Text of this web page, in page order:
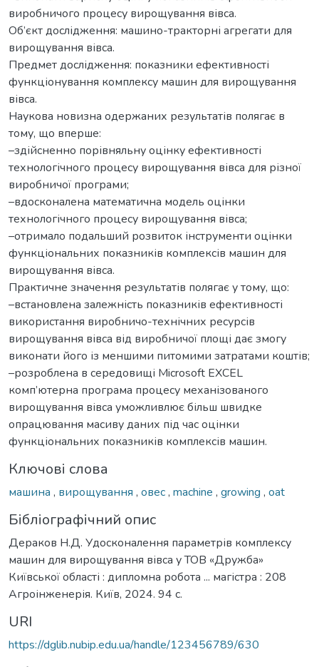
виробничого процесу вирощування вівса.
Об’єкт дослідження: машино-тракторні агрегати для
вирощування вівса.
Предмет дослідження: показники ефективності
функціонування комплексу машин для вирощування
вівса.
Наукова новизна одержаних результатів полягає в
тому, що вперше:
–здійсненно порівняльну оцінку ефективності
технологічного процесу вирощування вівса для різної
виробничої програми;
–вдосконалена математична модель оцінки
технологічного процесу вирощування вівса;
–отримало подальший розвиток інструменти оцінки
функціональних показників комплексів машин для
вирощування вівса.
Практичне значення результатів полягає у тому, що:
–встановлена залежність показників ефективності
використання виробничо-технічних ресурсів
вирощування вівса від виробничої площі дає змогу
виконати його із меншими питомими затратами коштів;
–розроблена в середовищі Microsoft EXCEL
комп’ютерна програма процесу механізованого
вирощування вівса уможливлює більш швидке
опрацювання масиву даних під час оцінки
функціональних показників комплексів машин.
Ключові слова
машина , вирощування , овес, machine , growing , oat
Бібліографічний опис
Дераков Н.Д. Удосконалення параметрів комплексу
машин для вирощування вівса у ТОВ «Дружба»
Київської області : дипломна робота ... магістра : 208
Агроінженерія. Київ, 2024. 94 с.
URI
https://dglib.nubip.edu.ua/handle/123456789/630